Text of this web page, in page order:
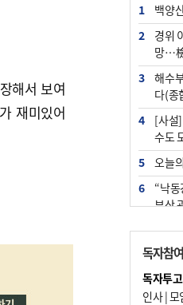
해서 보여
재미있어
1
백양
2
경위
망…
3
해수
다(종
4
[사설
수도
5
오늘
6
“낙
부산
7
부울
꺾일
8
피란
미초
독자참
독자투고
인사|모